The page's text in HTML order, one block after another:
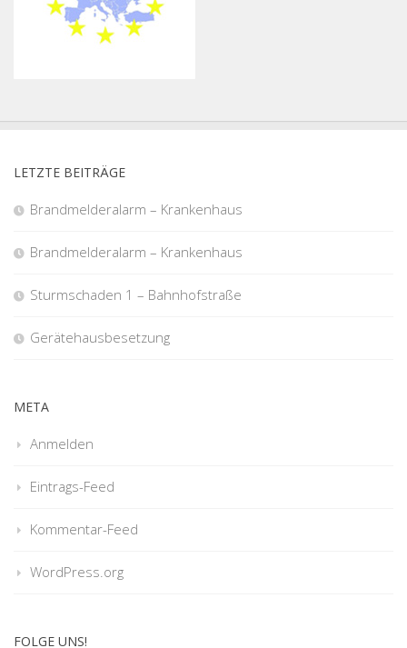
LETZTE BEITRÄGE
Brandmelderalarm – Krankenhaus
Brandmelderalarm – Krankenhaus
Sturmschaden 1 – Bahnhofstraße
Gerätehausbesetzung
META
Anmelden
Eintrags-Feed
Kommentar-Feed
WordPress.org
FOLGE UNS!